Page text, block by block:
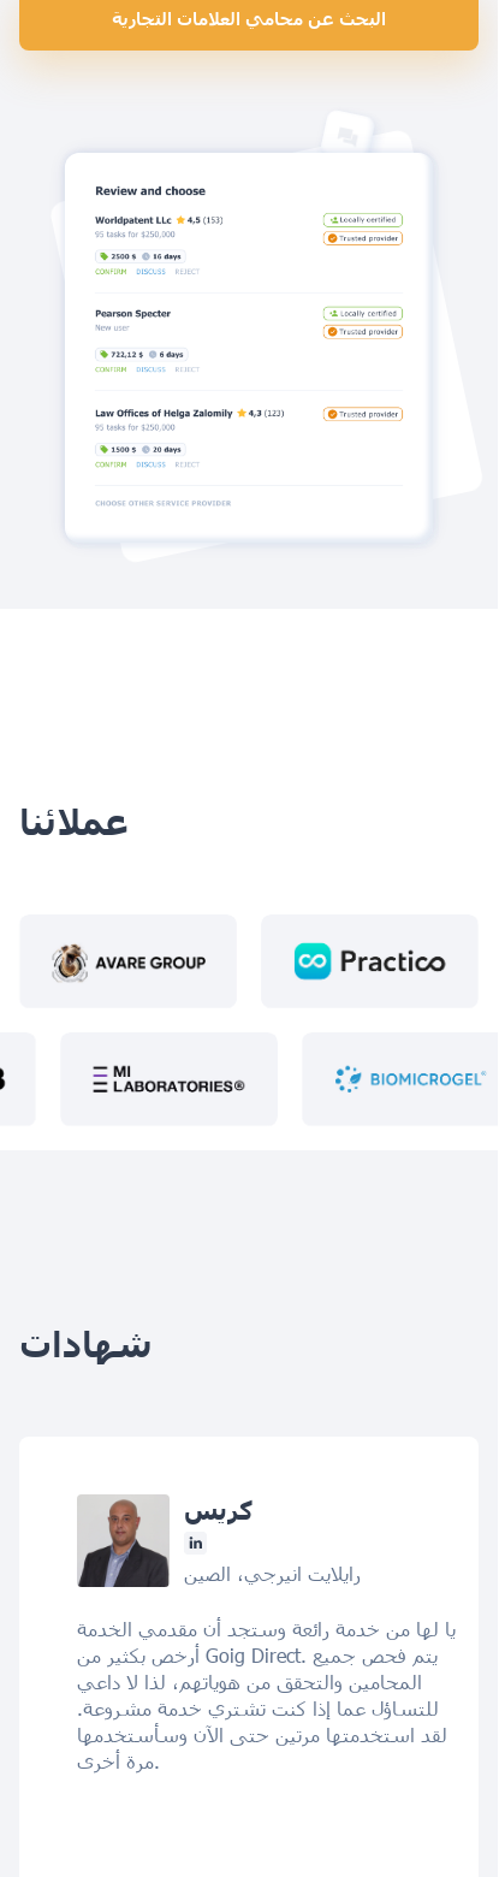
البحث عن محامي العلامات التجارية
عملائنا
شهادات
كريس
رايلايت انيرجي، الصين
يا لها من خدمة رائعة وستجد أن مقدمي الخدمة
أرخص بكثير من Goig Direct. يتم فحص جميع
المحامين والتحقق من هوياتهم، لذا لا داعي
للتساؤل عما إذا كنت تشتري خدمة مشروعة.
لقد استخدمتها مرتين حتى الآن وسأستخدمها
مرة أخرى.